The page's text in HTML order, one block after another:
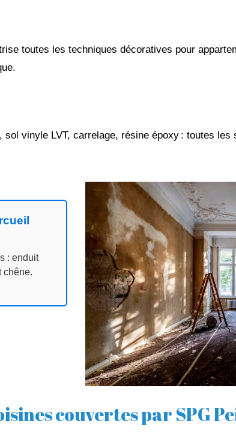
toutes les techniques décoratives pour
vinyle LVT, carrelage, résine époxy : toutes
: enduit
chêne.
couvertes par SPG